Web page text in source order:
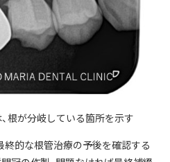
根が分岐している箇所を示す
終的な根管治療の予後を確認する